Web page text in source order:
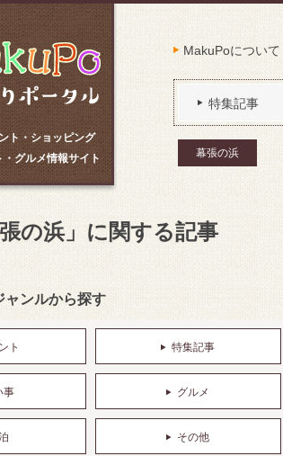
ト・ショッピング
グルメ情報サイト
MakuPoについて
特集記事
幕張の浜
の浜」に関する記事
ャンルから探す
ト 特集記事
事 グルメ
その他